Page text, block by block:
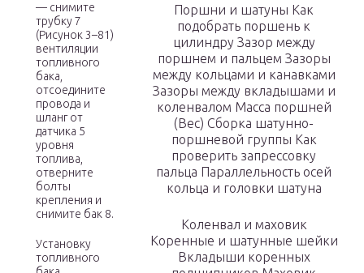
— снимите
трубку 7
(Рисунок 3–81)
вентиляции
топливного
бака,
отсоедините
провода и
шланг от
датчика 5
уровня
топлива,
отверните
болты
крепления и
снимите бак 8.
Установку
топливного
Поршни и шатуны Как
подобрать поршень к
цилиндру Зазор между
поршнем и пальцем Зазоры
между кольцами и канавками
Зазоры между вкладышами и
коленвалом Масса поршней
(Вес) Сборка шатунно-
поршневой группы Как
проверить запрессовку
пальца Параллельность осей
кольца и головки шатуна
Коленвал и маховик
Коренные и шатунные шейки
Вкладыши коренных